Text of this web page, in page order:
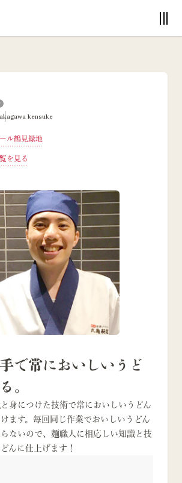
kensuke
ル鶴見緑地
を見る
で常においしいうど
。
身につけた技術で常においしいうどん
ます。毎回同じ作業でおいしいうどん
ないので、麺職人に相応しい知識と技
んに仕上げます！